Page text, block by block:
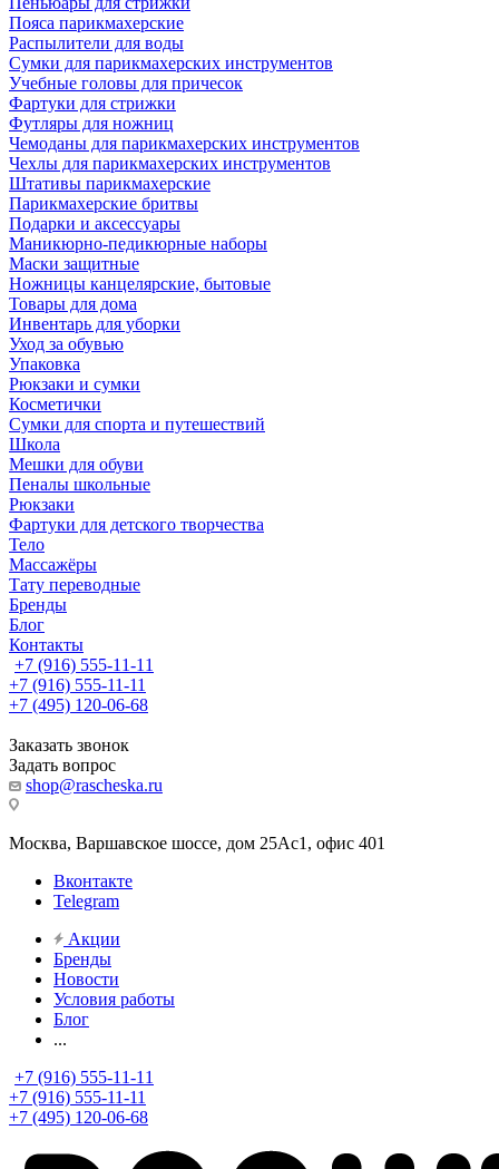
Пояса парикмахерские
Распылители для воды
Сумки для парикмахерских инструментов
Учебные головы для причесок
Фартуки для стрижки
Футляры для ножниц
Чемоданы для парикмахерских инструментов
Чехлы для парикмахерских инструментов
Штативы парикмахерские
Парикмахерские бритвы
Подарки и аксессуары
Маникюрно-педикюрные наборы
Маски защитные
Ножницы канцелярские, бытовые
Товары для дома
Инвентарь для уборки
Уход за обувью
Упаковка
Рюкзаки и сумки
Косметички
Сумки для спорта и путешествий
Школа
Мешки для обуви
Пеналы школьные
Рюкзаки
Фартуки для детского творчества
Тело
Массажёры
Тату переводные
Бренды
Блог
Контакты
+7 (916) 555-11-11
+7 (916) 555-11-11
+7 (495) 120-06-68
Заказать звонок
Задать вопрос
shop@rascheska.ru
Москва, Варшавское шоссе, дом 25Аc1, офис 401
Вконтакте
Telegram
Акции
Бренды
Новости
Условия работы
Блог
...
+7 (916) 555-11-11
+7 (916) 555-11-11
+7 (495) 120-06-68